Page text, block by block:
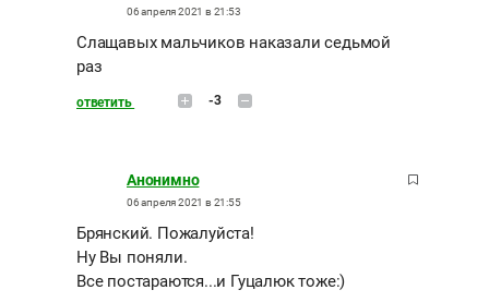
06 апреля 2021 в 21:53
Слащавых мальчиков наказали седьмой
раз
ответить -3
Анонимно
06 апреля 2021 в 21:55
Брянский. Пожалуйста!
Ну Вы поняли.
Все постараются...и Гуцалюк тоже:)